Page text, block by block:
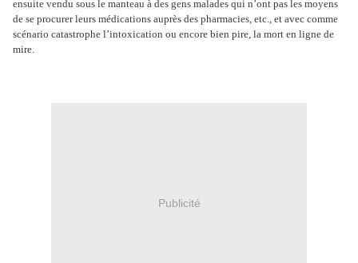
ensuite vendu sous le manteau à des gens malades qui n’ont pas les moyens
de se procurer leurs médications auprès des pharmacies, etc., et avec comme
scénario catastrophe l’intoxication ou encore bien pire, la mort en ligne de
mire.
Publicité